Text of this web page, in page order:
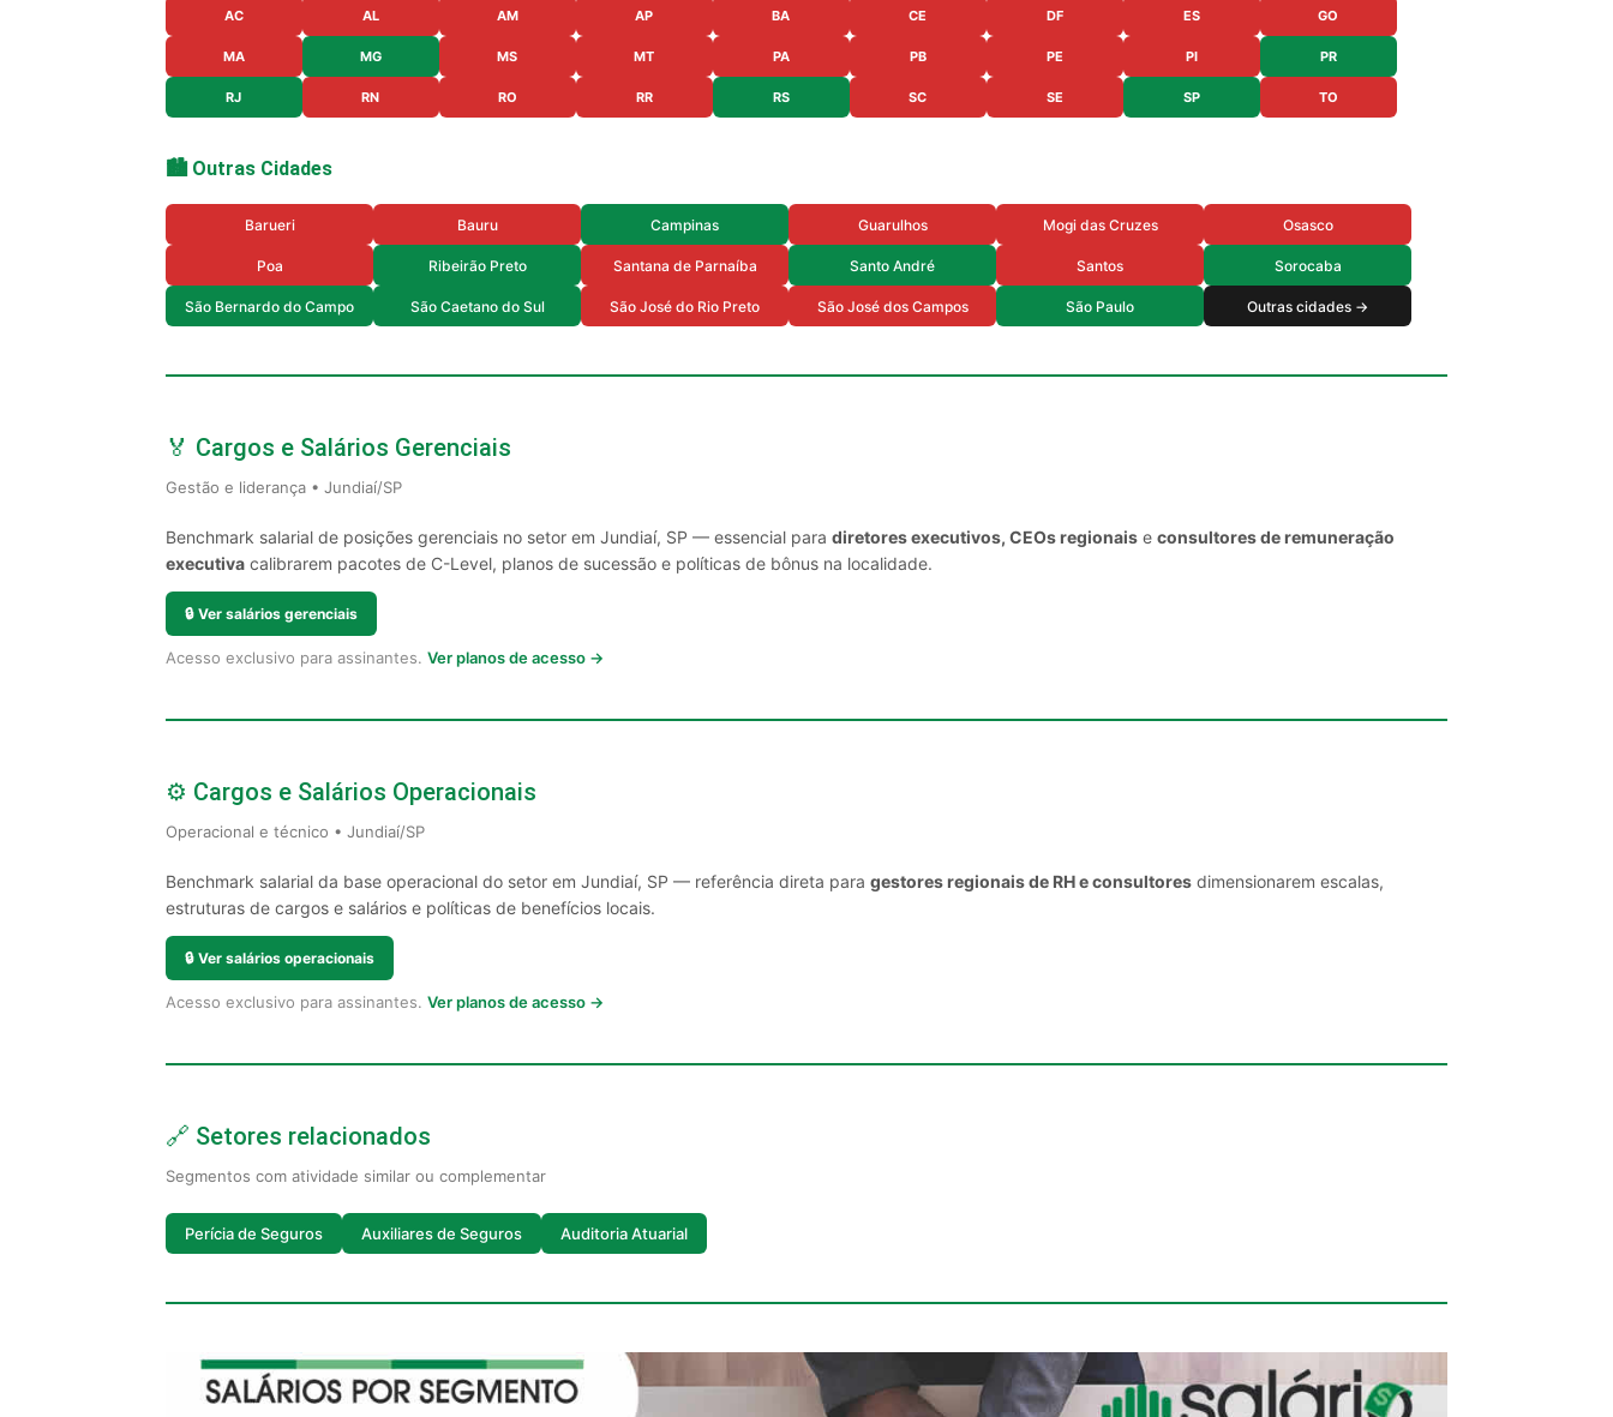
AC AL AM AP BA CE DF ES GO
MA MG MS MT PA PB PE PI PR
RJ RN RO RR RS SC SE SP TO
🏙️ Outras Cidades
Barueri Bauru Campinas Guarulhos Mogi das Cruzes Osasco
Poa Ribeirão Preto Santana de Parnaíba Santo André Santos Sorocaba
São Bernardo do Campo São Caetano do Sul São José do Rio Preto São José dos Campos São Paulo Outras cidades →
🏅 Cargos e Salários Gerenciais
Gestão e liderança • Jundiaí/SP
Benchmark salarial de posições gerenciais no setor em Jundiaí, SP — essencial para diretores executivos, CEOs regionais e consultores de remuneração
executiva calibrarem pacotes de C-Level, planos de sucessão e políticas de bônus na localidade.
🔒 Ver salários gerenciais
Acesso exclusivo para assinantes. Ver planos de acesso →
⚙️ Cargos e Salários Operacionais
Operacional e técnico • Jundiaí/SP
Benchmark salarial da base operacional do setor em Jundiaí, SP — referência direta para gestores regionais de RH e consultores dimensionarem escalas,
estruturas de cargos e salários e políticas de benefícios locais.
🔒 Ver salários operacionais
Acesso exclusivo para assinantes. Ver planos de acesso →
🔗 Setores relacionados
Segmentos com atividade similar ou complementar
Perícia de Seguros Auxiliares de Seguros Auditoria Atuarial